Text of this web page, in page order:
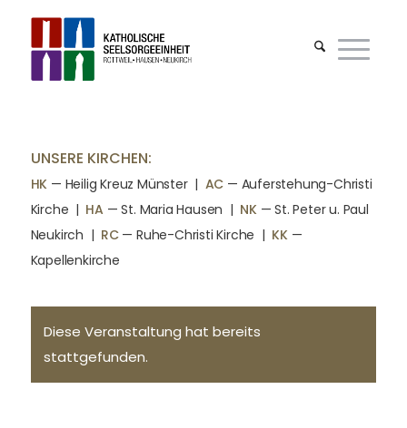
UNSERE KIRCHEN:
HK — Heilig Kreuz Münster | AC — Auferstehung-Christi
Kirche | HA — St. Maria Hausen | NK— St. Peter u. Paul
Neukirch | RC— Ruhe-Christi Kirche | KK—
Kapellenkirche
Diese Veranstaltung hat bereits
stattgefunden.